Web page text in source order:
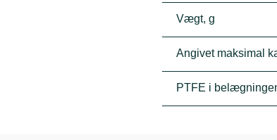
Vægt, g
Angivet maksimal
PTFE i